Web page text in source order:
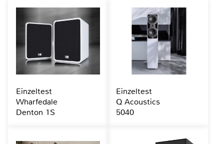
Einzeltest
Wharfedale
Denton 1S
Einzeltest
Q Acoustics
5040